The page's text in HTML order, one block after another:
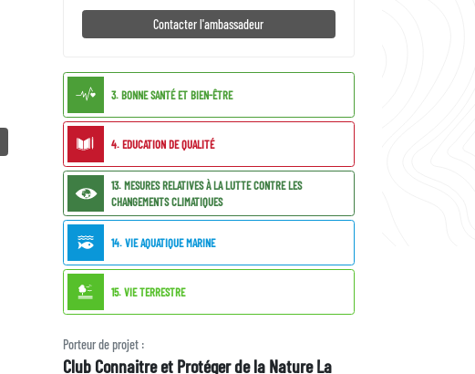
Contacter l'ambassadeur
ODD
3. BONNE SANTÉ ET BIEN-ÊTRE
4. EDUCATION DE QUALITÉ
13. MESURES RELATIVES À LA LUTTE CONTRE LES
CHANGEMENTS CLIMATIQUES
14. VIE AQUATIQUE MARINE
15. VIE TERRESTRE
Porteur
de
Porteur de projet :
Club Connaitre et Protéger de la Nature La